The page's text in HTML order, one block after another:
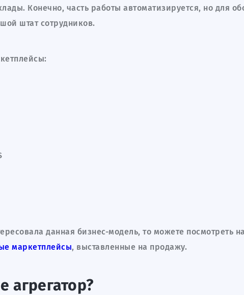
Конечно, часть работы автоматизируется, но для
штат сотрудников.
данная бизнес-модель, то можете посмотреть
маркетплейсы, выставленные на продажу.
агрегатор?